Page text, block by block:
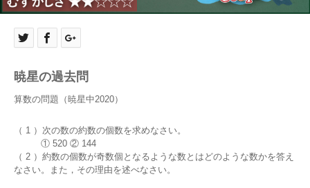
暁星の過去問
算数の問題（暁星中2020）
（ 1 ）次の数の約数の個数を求めなさい。
① 520 ② 144
（ 2 ）約数の個数が奇数個となるような数とはどのような数かを答え
なさい。また，その理由を述べなさい。